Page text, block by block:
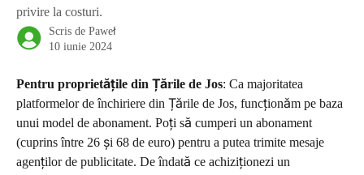
privire la costuri.
Scris de Paweł
10 iunie 2024
Pentru proprietățile din Țările de Jos: Ca majoritatea
platformelor de închiriere din Țările de Jos, funcționăm pe baza
unui model de abonament. Poți să cumperi un abonament
(cuprins între 26 și 68 de euro) pentru a putea trimite mesaje
agenților de publicitate. De îndată ce achiziționezi un